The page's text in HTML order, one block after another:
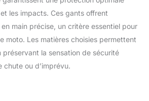
les impacts. Ces gants offrent
main précise, un critère essentiel pour
moto. Les matières choisies permettent
la sensation de sécurité
chute ou d’imprévu.